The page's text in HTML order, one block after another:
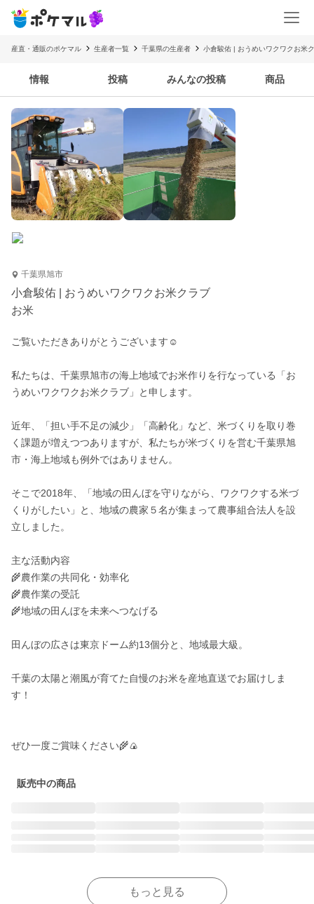
産直・通販のポケマル 生産者一覧 千葉県の生産者 小倉駿佑 | おうめいワクワクお米
情報 投稿 みんなの投稿 商品
千葉県旭市
小倉駿佑 | おうめいワクワクお米クラブ
お米
ご覧いただきありがとうございます☺️
私たちは、千葉県旭市の海上地域でお米作りを行なっている「お
うめいワクワクお米クラブ」と申します。
近年、「担い手不足の減少」「高齢化」など、米づくりを取り巻
く課題が増えつつありますが、私たちが米づくりを営む千葉県旭
市・海上地域も例外ではありません。
そこで2018年、「地域の田んぼを守りながら、ワクワクする米づ
くりがしたい」と、地域の農家５名が集まって農事組合法人を設
立しました。
主な活動内容
🌾農作業の共同化・効率化
🌾農作業の受託
🌾地域の田んぼを未来へつなげる
田んぼの広さは東京ドーム約13個分と、地域最大級。
千葉の太陽と潮風が育てた自慢のお米を産地直送でお届けしま
す！
ぜひ一度ご賞味ください🌾🍙
販売中の商品
もっと見る